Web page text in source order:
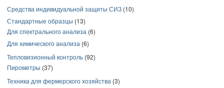
Средства индивидуальной защиты СИЗ (10)
Стандартные образцы (13)
Для спектрального анализа (6)
Для химического анализа (6)
Тепловизионный контроль (92)
Пирометры (37)
Техника для фермерского хозяйства (3)